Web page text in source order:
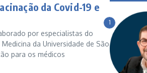
da Covid-19 e
por especialistas do
da Universidade de São
para os médicos
1